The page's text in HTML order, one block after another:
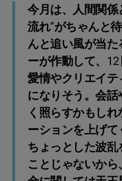
今月は、人間関係
流れ”がちゃんと
んと追い風が当
ーが作動して、
愛情やクリエイ
になりそう。会
く照らすかもし
ーションを上げ
ちょっとした波
ことじゃないか